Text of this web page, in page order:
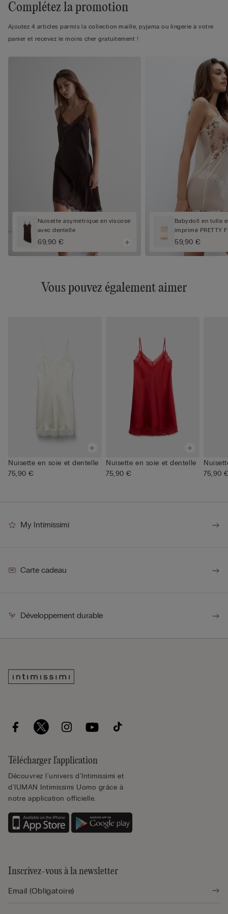
Complétez la promotion
Ajoutez 4 articles parmis la collection maille, pyjama ou lingerie à votre
panier et recevez le moins cher gratuitement !
Nuisette asymétrique en viscose
avec dentelle
69,90 €
Babydoll en tulle
imprimé PRETTY
59,90 €
Vous pouvez également aimer
Nuisette en soie et dentelle
75,90 €
Nuisette en soie et dentelle
75,90 €
75,90
My Intimissimi
Carte cadeau
Développement durable
Télécharger l'application
Découvrez l'univers d'Intimissimi et
d'IUMAN Intimissimi Uomo grâce à
notre application officielle.
Inscrivez-vous à la newsletter